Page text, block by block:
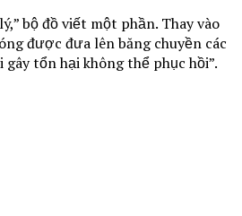
bộ đồ viết một phần. Thay vào
được đưa lên băng chuyền các
tổn hại không thể phục hồi”.